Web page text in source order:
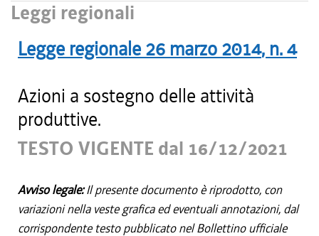
Leggi regionali
Legge regionale 26 marzo 2014, n.4
Azioni a sostegno delle attività
produttive.
TESTO VIGENTE dal 16/12/2021
Avviso legale:Il presente documento è riprodotto, con
variazioni nella veste grafica ed eventuali annotazioni, dal
corrispondente testo pubblicato nel Bollettino ufficiale